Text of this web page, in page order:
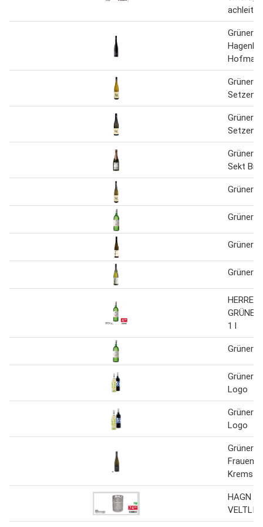
Grüner
Grüner
Setzen
Grüner
Setzen
Grüner
Sekt
Grüner
Grüner
Grüner
Grüner
1 l
Grüner
Grüner
Logo
Grüner
Logo
Grüner
Kremstal
HAGN